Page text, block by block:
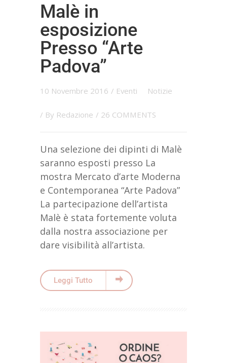
Malè in
esposizione
Presso “Arte
Padova”
10 Novembre 2016 / Eventi Notizie
/ By Redazione / 26 COMMENTS
Una selezione dei dipinti di Malè
saranno esposti presso La
mostra Mercato d’arte Moderna
e Contemporanea “Arte Padova”
La partecipazione dell’artista
Malè è stata fortemente voluta
dalla nostra associazione per
dare visibilità all’artista.
Leggi Tutto